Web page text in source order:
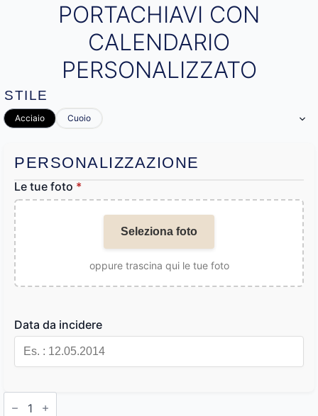
PORTACHIAVI CON
CALENDARIO
PERSONALIZZATO
STILE
Acciaio Cuoio
PERSONALIZZAZIONE
Le tue foto *
Seleziona foto
oppure trascina qui le tue foto
Data da incidere
Portachiavi
con